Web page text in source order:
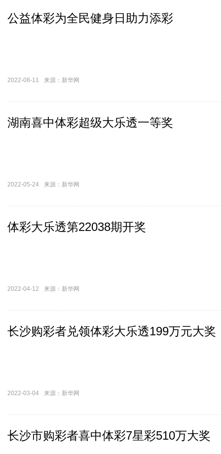
公益体彩为全民健身日助力添彩
2022-08-11 来源：新华网
湖南喜中体彩超级大乐透一等奖
2022-05-24 来源：新华网
体彩大乐透第22038期开奖
2022-04-12 来源：新华网
长沙购彩者兑领体彩大乐透199万元大奖
2022-03-04 来源：新华网
长沙市购彩者喜中体彩7星彩510万大奖